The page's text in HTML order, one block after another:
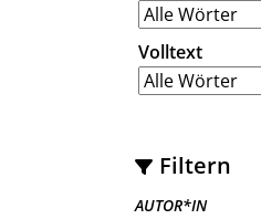
Volltext
Filtern
AUTOR*IN